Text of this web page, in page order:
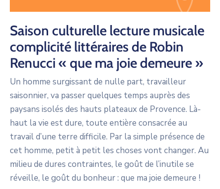
Saison culturelle lecture musicale
complicité littéraires de Robin
Renucci « que ma joie demeure »
Un homme surgissant de nulle part, travailleur
saisonnier, va passer quelques temps auprès des
paysans isolés des hauts plateaux de Provence. Là-
haut la vie est dure, toute entière consacrée au
travail d’une terre difficile. Par la simple présence de
cet homme, petit à petit les choses vont changer. Au
milieu de dures contraintes, le goût de l’inutile se
réveille, le goût du bonheur : que ma joie demeure !